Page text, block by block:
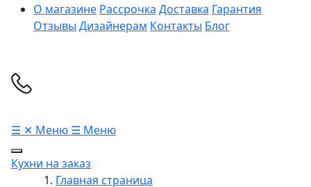
О магазине Рассрочка Доставка Гарантия
Отзывы Дизайнерам Контакты Блог
☰ ✕ Меню ☰ Меню
Кухни на заказ
Главная страница